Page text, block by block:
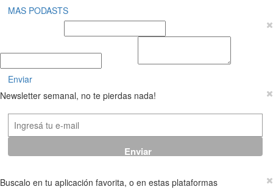
MAS PODASTS
Enviar
Newsletter semanal, no te pierdas nada!
Buscalo en tu aplicación favorita, o en estas plataformas